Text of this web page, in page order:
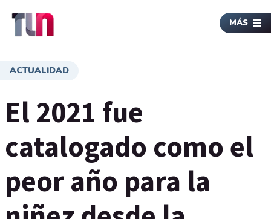
MÁS
ACTUALIDAD
El 2021 fue
catalogado como el
peor año para la